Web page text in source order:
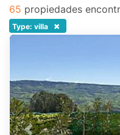
Adultos
Niños
con piscina están
de la playa,
mayoría de ellos
65 propiedades
Type: villa ×